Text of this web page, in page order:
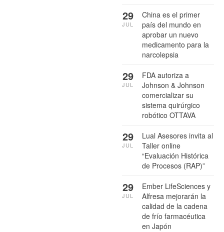
China es el primer
país del mundo en
aprobar un nuevo
medicamento para la
narcolepsia
29
JUL
FDA autoriza a
Johnson & Johnson
comercializar su
sistema quirúrgico
robótico OTTAVA
29
JUL
Lual Asesores invita al
Taller online
“Evaluación Histórica
de Procesos (RAP)”
29
JUL
Ember LifeSciences y
Alfresa mejorarán la
calidad de la cadena
de frío farmacéutica
en Japón
29
JUL